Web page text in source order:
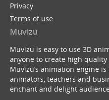
Privacy
Terms of use
Muvizu
Muvizu is easy to use 3D
anyone to create high
Muvizu’s animation engine
animators, teachers and
enchant and delight